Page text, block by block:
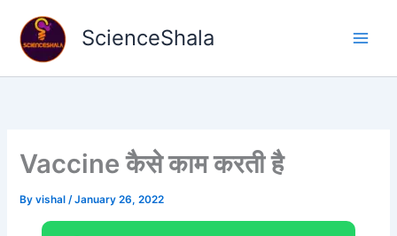
content
ScienceShala
Vaccine कैसे काम करती है
Byvishal/January 26, 2022